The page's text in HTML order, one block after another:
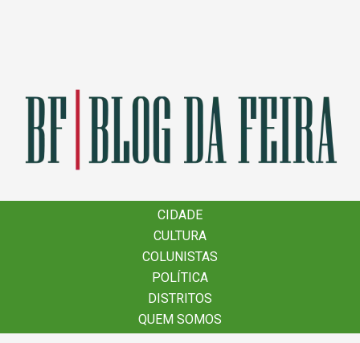
CIDADE
CULTURA
COLUNISTAS
POLÍTICA
DISTRITOS
QUEM SOMOS
CIDADE
CULTURA
COLUNISTAS
POLÍTICA
DISTRITOS
QUEM SOMOS